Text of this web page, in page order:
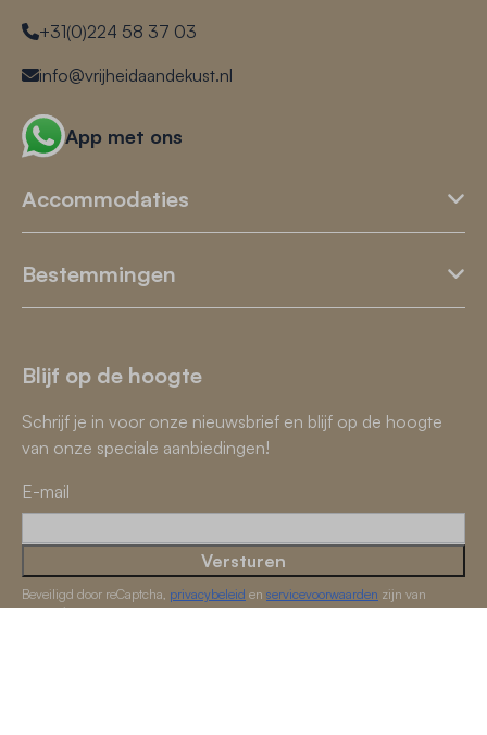
+31(0)224 58 37 03
info@vrijheidaandekust.nl
App met ons
Accommodaties
Bestemmingen
Blijf op de hoogte
Schrijf je in voor onze nieuwsbrief en blijf op de hoogte
van onze speciale aanbiedingen!
E-mail
Versturen
Beveiligd door reCaptcha, privacybeleid en servicevoorwaarden zijn van
toepassing.